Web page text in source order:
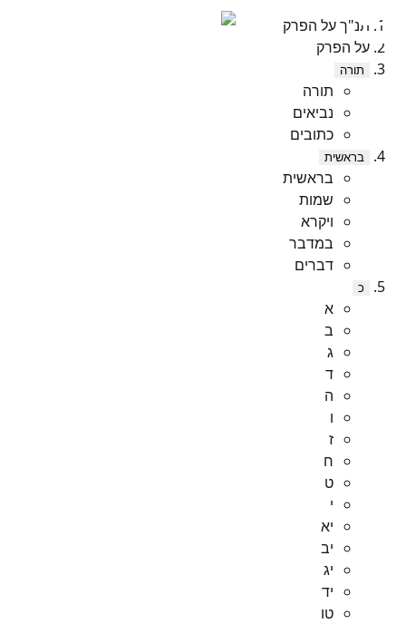
תנ"ך על הפרק
על הפרק
תורה
תורה
נביאים
כתובים
בראשית
בראשית
שמות
ויקרא
במדבר
דברים
כ
א
ב
ג
ד
ה
ו
ז
ח
ט
י
יא
יב
יג
יד
טו